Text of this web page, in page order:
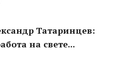
Татаринцев:
на свете...